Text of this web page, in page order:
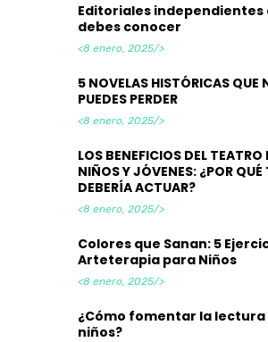
Editoriales independientes
debes conocer
<8 enero, 2025/>
5 NOVELAS HISTÓRICAS QUE
PUEDES PERDER
<8 enero, 2025/>
LOS BENEFICIOS DEL TEATRO
NIÑOS Y JÓVENES: ¿POR QUÉ
DEBERÍA ACTUAR?
<8 enero, 2025/>
Colores que Sanan: 5
Arteterapia para Niños
<8 enero, 2025/>
¿Cómo fomentar la lectura
niños?